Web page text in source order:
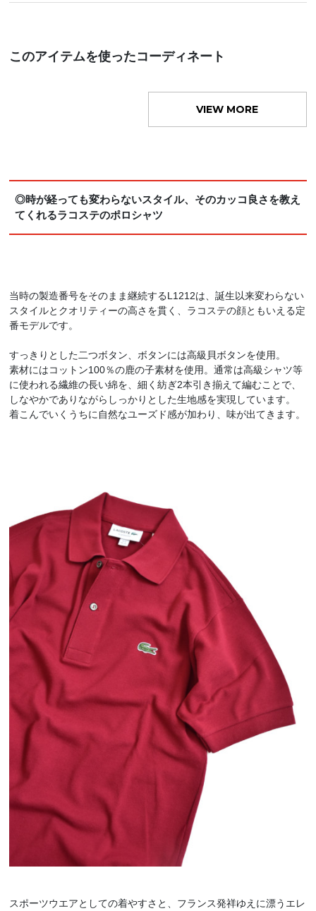
このアイテムを使ったコーディネート
VIEW MORE
◎時が経っても変わらないスタイル、そのカッコ良さを教え
てくれるラコステのポロシャツ
当時の製造番号をそのまま継続するL1212は、誕生以来変わらない
スタイルとクオリティーの高さを貫く、ラコステの顔ともいえる定
番モデルです。
すっきりとした二つボタン、ボタンには高級貝ボタンを使用。
素材にはコットン100％の鹿の子素材を使用。通常は高級シャツ等
に使われる繊維の長い綿を、細く紡ぎ2本引き揃えて編むことで、
しなやかでありながらしっかりとした生地感を実現しています。
着こんでいくうちに自然なユーズド感が加わり、味が出てきます。
スポーツウエアとしての着やすさと、フランス発祥ゆえに漂うエレ